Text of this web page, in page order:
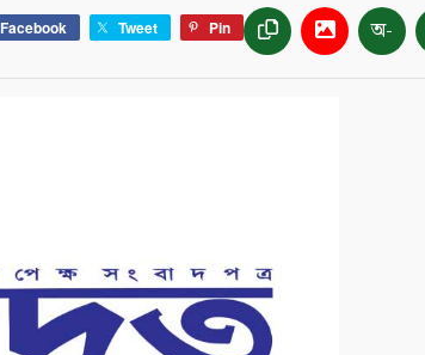
Facebook Tweet Pin অ-